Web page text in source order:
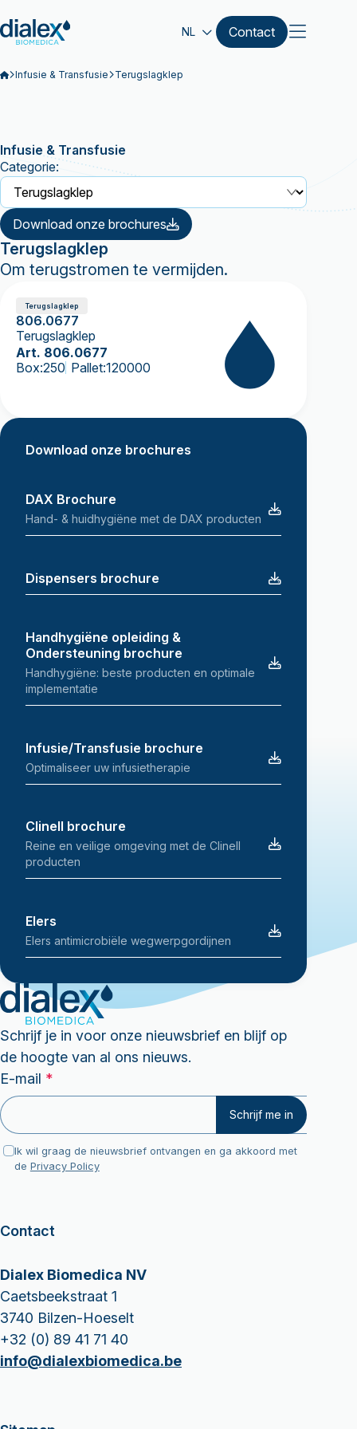
NL Contact
Infusie & Transfusie Terugslagklep
Infusie & Transfusie
Categorie:
Download onze brochures
Terugslagklep
Om terugstromen te vermijden.
Terugslagklep
806.0677
Terugslagklep
Art. 806.0677
Box:250 Pallet:120000
Download onze brochures
DAX Brochure
Hand- & huidhygiëne met de DAX producten
Dispensers brochure
Handhygiëne opleiding &
Ondersteuning brochure
Handhygiëne: beste producten en optimale
implementatie
Infusie/Transfusie brochure
Optimaliseer uw infusietherapie
Clinell brochure
Reine en veilige omgeving met de Clinell
producten
Elers
Elers antimicrobiële wegwerpgordijnen
Schrijf je in voor onze nieuwsbrief en blijf op
de hoogte van al ons nieuws.
GDPR
E-
mail
GDPR
E-mail *
Ik wil graag de nieuwsbrief ontvangen en ga akkoord met
de Privacy Policy
Schrijf me in
Contact
Dialex Biomedica NV
Caetsbeekstraat 1
3740 Bilzen-Hoeselt
+32 (0) 89 41 71 40
info@dialexbiomedica.be